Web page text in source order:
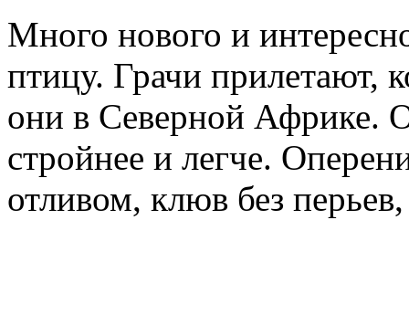
Много нового и
птицу. Грачи прилетают,
они в Северной Африке.
стройнее и легче.
отливом, клюв без